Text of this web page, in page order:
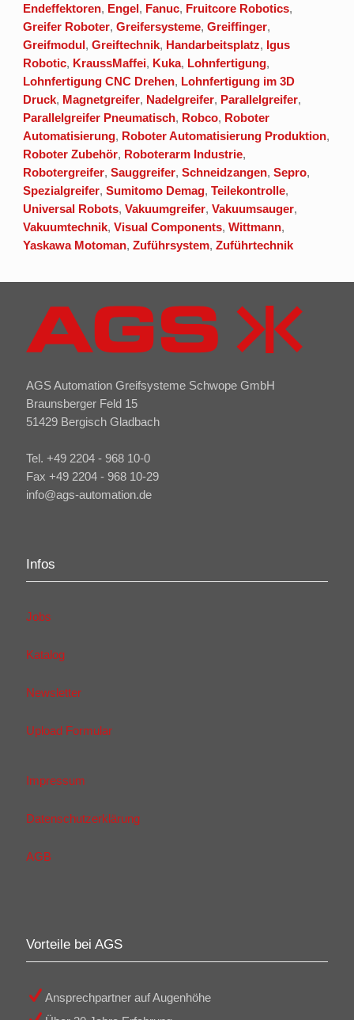
Endeffektoren, Engel, Fanuc, Fruitcore Robotics,
Greifer Roboter,Greifersysteme,Greiffinger,
Greifmodul,Greiftechnik, Handarbeitsplatz, Igus
Robotic, KraussMaffei, Kuka, Lohnfertigung,
Lohnfertigung CNC Drehen, Lohnfertigung im 3D
Druck, Magnetgreifer, Nadelgreifer, Parallelgreifer,
Parallelgreifer Pneumatisch, Robco, Roboter
Automatisierung, Roboter Automatisierung Produktion,
Roboter Zubehör, Roboterarm Industrie,
Robotergreifer,Sauggreifer,Schneidzangen,Sepro,
Spezialgreifer,Sumitomo Demag,Teilekontrolle,
Universal Robots,Vakuumgreifer,Vakuumsauger,
Vakuumtechnik,Visual Components,Wittmann,
Yaskawa Motoman,Zuführsystem,Zuführtechnik
AGS Automation Greifsysteme Schwope GmbH
Braunsberger Feld 15
51429 Bergisch Gladbach
Tel. +49 2204 - 968 10-0
Fax +49 2204 - 968 10-29
info@ags-automation.de
Infos
Jobs
Katalog
Newsletter
Upload Formular
Impressum
Datenschutzerklärung
AGB
Vorteile bei AGS
Ansprechpartner auf Augenhöhe